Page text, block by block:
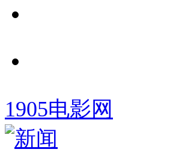
1905电影网